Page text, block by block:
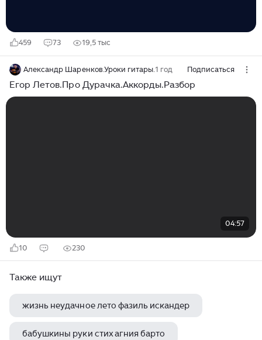
459 73 19,5 тыс
Александр Шаренков.Уроки гитары.1 год Подписаться
Егор Летов.Про Дурачка.Аккорды.Разбор
04:57
10 230
Также ищут
жизнь неудачное лето фазиль искандер
бабушкины руки стих агния барто